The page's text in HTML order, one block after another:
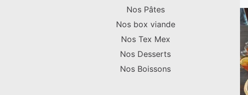
Nos Pâtes
Nos box viande
Nos Tex Mex
Nos Desserts
Nos Boissons